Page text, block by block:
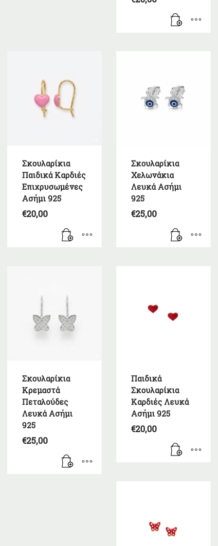
Σκουλαρίκια
Παιδικά Καρδιές
Επιχρυσωμένες
Ασήμι 925
€20,00
Σκουλαρίκια
Χελωνάκια
Λευκά Ασήμι
925
€25,00
Σκουλαρίκια
Κρεμαστά
Πεταλούδες
Λευκά Ασήμι
925
€25,00
Παιδικά
Σκουλαρίκια
Καρδιές Λευκά
Ασήμι 925
€20,00